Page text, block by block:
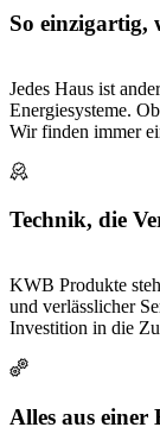
So einzigartig,
Jedes Haus ist
Energiesysteme.
Wir finden immer
Technik, die
KWB Produkte
und verlässlicher
Investition in die
Alles aus einer